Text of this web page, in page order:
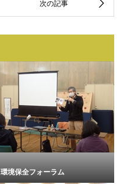
環境保全フォーラム